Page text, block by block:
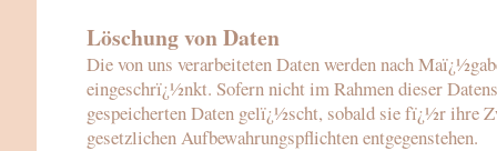
Löschung von Daten
Die von uns verarbeiteten Daten werden nach
eingeschrï¿½nkt. Sofern nicht im Rahmen dieser
gespeicherten Daten gelï¿½scht, sobald sie fï¿½r ihre
gesetzlichen Aufbewahrungspflichten entgegenstehen.